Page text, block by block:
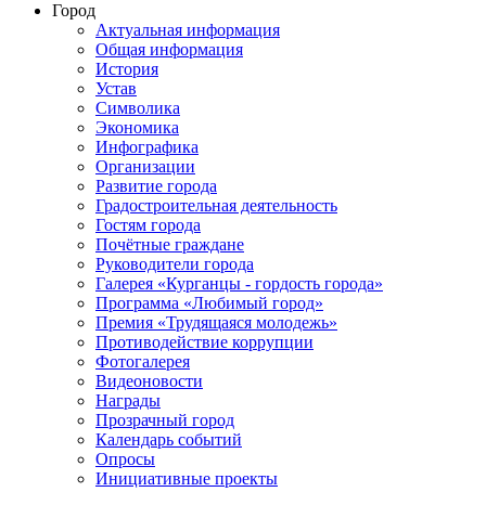
Город
Актуальная информация
Общая информация
История
Устав
Символика
Экономика
Инфографика
Организации
Развитие города
Градостроительная деятельность
Гостям города
Почётные граждане
Руководители города
Галерея «Курганцы - гордость города»
Программа «Любимый город»
Премия «Трудящаяся молодежь»
Противодействие коррупции
Фотогалерея
Видеоновости
Награды
Прозрачный город
Календарь событий
Опросы
Инициативные проекты